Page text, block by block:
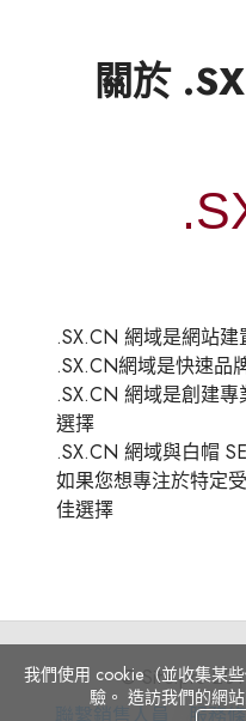
關於
.SX.CN 網域是網站
.SX.CN網域是快速品
.SX.CN 網域是創建
選擇
.SX.CN 網域與白帽
如果您想專注於特定
佳選擇
© Site.pro
聯繫銷售人員 服
服務
我們使用 cookie（並收集某
驗。 造訪我們的網